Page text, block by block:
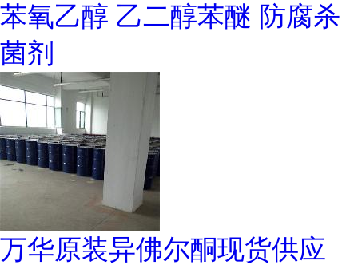
苯氧乙醇 乙二醇苯醚 防腐杀
菌剂
万华原装异佛尔酮现货供应